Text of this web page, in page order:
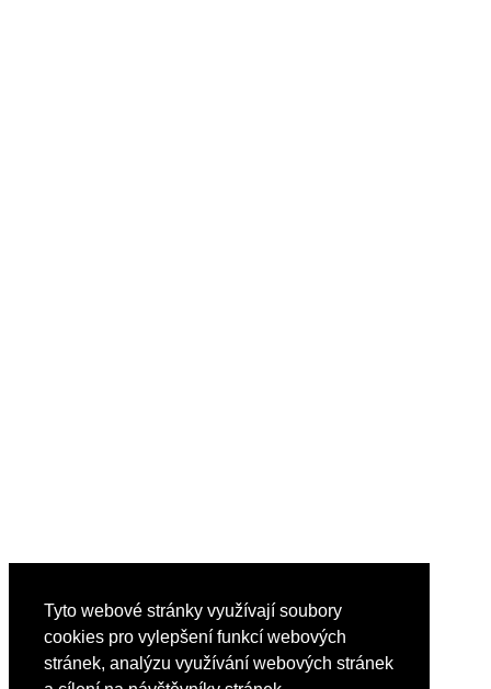
Tyto webové stránky využívají soubory
cookies pro vylepšení funkcí webových
stránek, analýzu využívání webových stránek